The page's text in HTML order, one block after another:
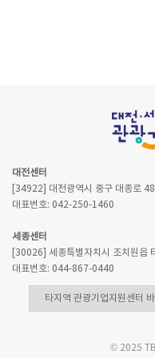
대전센터
[34922] 대전광역시 중구 대종로
대표번호: 042-250-1460
세종센터
[30026] 세종특별자치시 조치원읍
대표번호: 044-867-0440
© 2025